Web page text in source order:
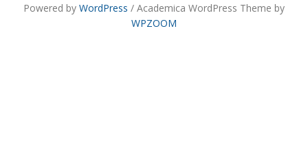
Powered by WordPress / Academica WordPress Theme by
WPZOOM